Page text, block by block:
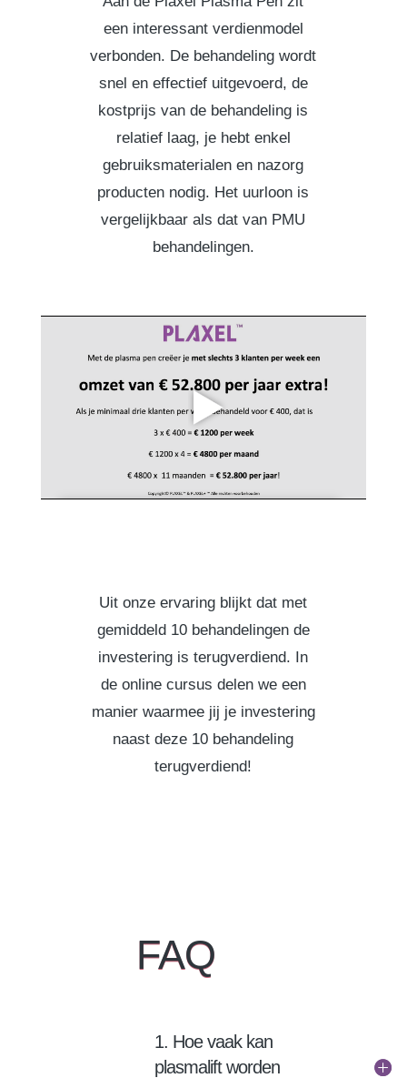
een interessant verdienmodel
verbonden. De behandeling wordt
snel en effectief uitgevoerd, de
kostprijs van de behandeling is
relatief laag, je hebt enkel
gebruiksmaterialen en nazorg
producten nodig. Het uurloon is
vergelijkbaar als dat van PMU
behandelingen.
Uit onze ervaring blijkt dat met
gemiddeld 10 behandelingen de
investering is terugverdiend. In
de online cursus delen we een
manier waarmee jij je investering
naast deze 10 behandeling
terugverdiend!
FAQ
1. Hoe vaak kan
plasmalift worden